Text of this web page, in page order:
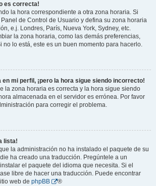
es correcta!
la hora correspondiente a otra zona horaria. Si
de Control de Usuario y defina su zona horaria
e.j. Londres, París, Nueva York, Sydney, etc.
la zona horaria, como las demás preferencias,
no lo está, este es un buen momento para hacerlo.
en mi perfil, ¡pero la hora sigue siendo incorrecto!
la zona horaria es correcta y la hora sigue siendo
almacenada en el servidor es errónea. Por favor
para corregir el problema.
lista!
la administración no ha instalado el paquete de su
ha creado una traducción. Pregúntele a un
el paquete del idioma que necesita. Si el
libre de hacer una traducción. Puede encontrar
web de phpBB ®